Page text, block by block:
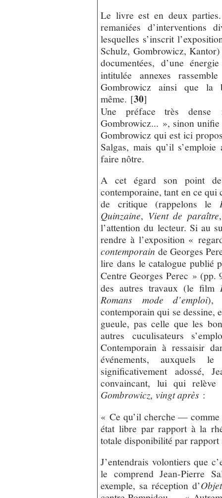
Le livre est en deux
remaniées d’interventions
lesquelles s’inscrit
Schulz, Gombrowicz,
documentées, d’une
intitulée annexes
Gombrowicz ainsi que la
même. [30]
Une préface très
Gombrowicz... », sinon
Gombrowicz qui est ici
Salgas, mais qu’il
faire nôtre.
A cet égard son point
contemporaine, tant en ce
de critique (rappelons le
Quinzaine, Vient de paraître,
l’attention du lecteur. Si au
rendre à l’exposition «
contemporain de Georges
lire dans le catalogue publié
Centre Georges Perec » (pp.
des autres travaux (le film
Romans mode d’emploi),
contemporain qui se dessine,
gueule, pas celle que les
autres cuculisateurs
Contemporain à ressaisir
événements, auxquels
significativement adossé,
convaincant, lui qui
Gombrowicz, vingt après :
« Ce qu’il cherche —
état libre par rapport à la
totale disponibilité par
J’entendrais volontiers que
le comprend Jean-Pierre
exemple, sa réception d’